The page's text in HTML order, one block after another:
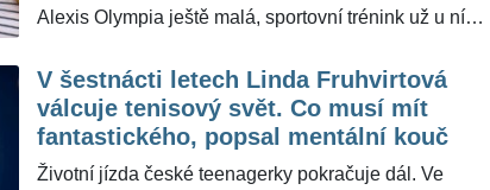
Alexis Olympia ještě malá, sportovní trénink už u ní
jako zkušená tenistka. Nadání má nepochybně v
genech. Její slavná maminka prozradila, jaké má s
holčičkou plány.
V šestnácti letech Linda Fruhvirtová
válcuje tenisový svět. Co musí mít
fantastického, popsal mentální kouč
Životní jízda české teenagerky pokračuje dál. Ve